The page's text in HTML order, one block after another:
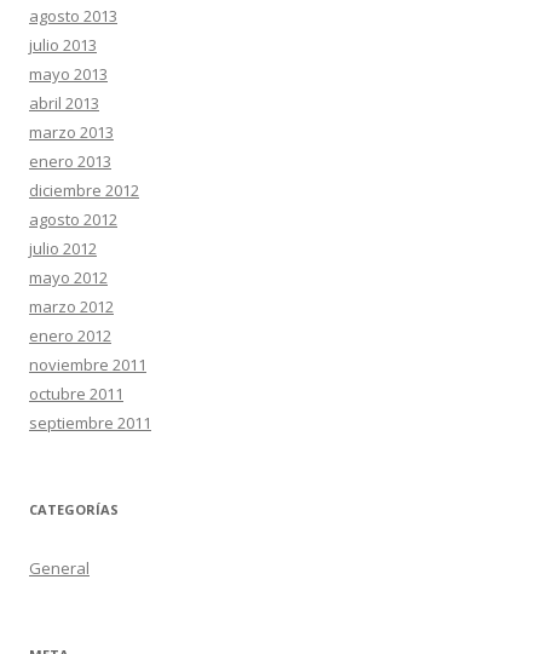
agosto 2013
julio 2013
mayo 2013
abril 2013
marzo 2013
enero 2013
diciembre 2012
agosto 2012
julio 2012
mayo 2012
marzo 2012
enero 2012
noviembre 2011
octubre 2011
septiembre 2011
CATEGORÍAS
General